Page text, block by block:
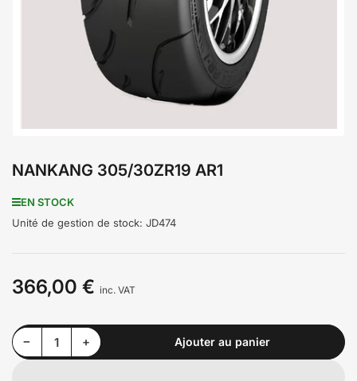
modal
NANKANG 305/30ZR19 AR1
EN STOCK
Unité de gestion de stock: JD474
Prix
366,00 € inc. VAT
−Diminuer la quantité pour NANKANG 305/30ZR19 AR1
Quantité +Augmenter la quantité pour NANKANG 305/30ZR19 AR1 Ajouter au panier